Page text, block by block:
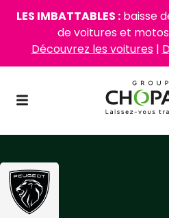
LES IMBATTABLES : baisse
de voitures et
Découvrez les voitures|